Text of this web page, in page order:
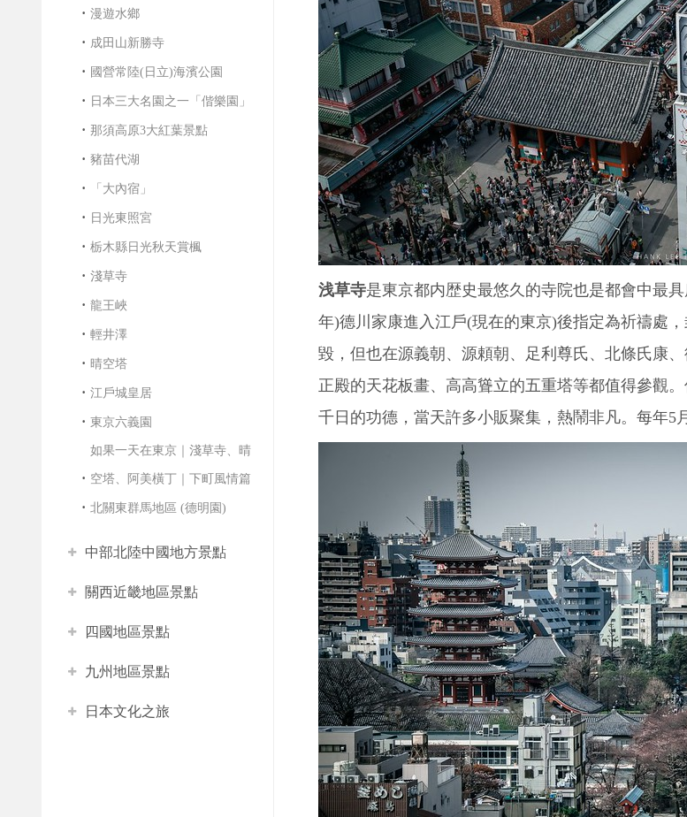
漫遊水鄉
成田山新勝寺
國營常陸(日立)海濱公園
日本三大名園之一「偕樂園」
那須高原3大紅葉景點
豬苗代湖
「大內宿」
日光東照宮
栃木縣日光秋天賞楓
淺草寺
龍王峽
輕井澤
晴空塔
江戶城皇居
東京六義園
如果一天在東京｜淺草寺、晴
空塔、阿美橫丁｜下町風情篇
北關東群馬地區 (德明園)
中部北陸中國地方景點
關西近畿地區景點
四國地區景點
九州地區景點
日本文化之旅
浅草寺是東京都内歴史最悠久的寺院也是都會中最
年)德川家康進入江戶(現在的東京)後指定為祈禱處
毀，但也在源義朝、源頼朝、足利尊氏、北條氏康
正殿的天花板畫、高高聳立的五重塔等都值得參觀
千日的功德，當天許多小販聚集，熱鬧非凡。每年5